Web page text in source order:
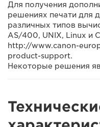
Для получения
решениях печати для
различных типов
AS/400, UNIX, Linux и
http://www.canon-
product-support.
Некоторые решения